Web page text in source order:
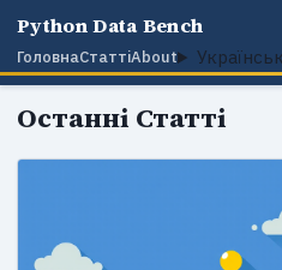
Python Data Bench
ГоловнаСтаттіAbout
Останні Статті